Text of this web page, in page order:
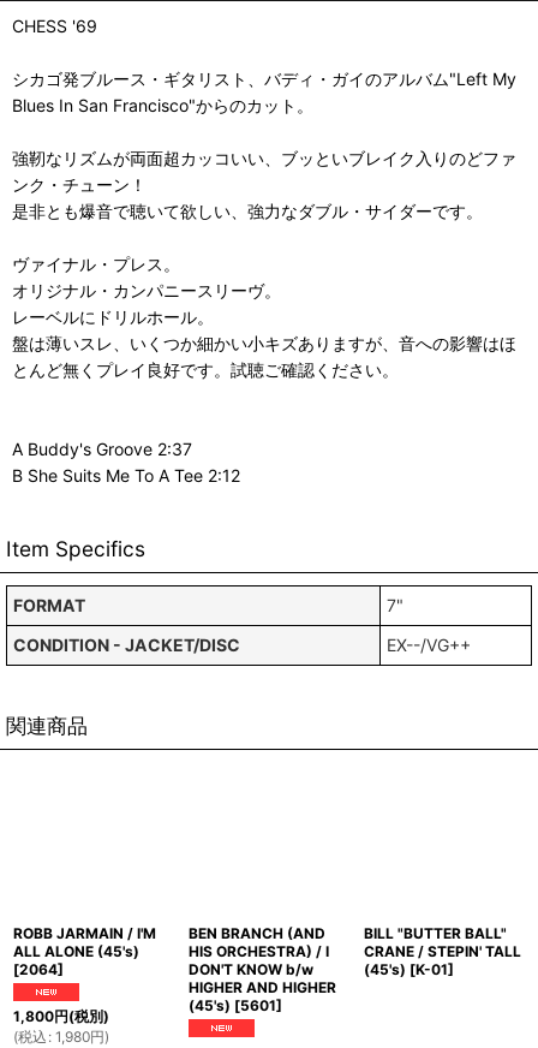
CHESS '69
シカゴ発ブルース・ギタリスト、バディ・ガイのアルバム"Left My
Blues In San Francisco"からのカット。
強靭なリズムが両面超カッコいい、ブッといブレイク入りのどファ
ンク・チューン！
是非とも爆音で聴いて欲しい、強力なダブル・サイダーです。
ヴァイナル・プレス。
オリジナル・カンパニースリーヴ。
レーベルにドリルホール。
盤は薄いスレ、いくつか細かい小キズありますが、音への影響はほ
とんど無くプレイ良好です。試聴ご確認ください。
A Buddy's Groove 2:37
B She Suits Me To A Tee 2:12
Item Specifics
FORMAT
7"
CONDITION - JACKET/DISC
EX--/VG++
関連商品
ROBB JARMAIN / I'M
ALL ALONE (45's)
[2064]
1,800円(税別)
(税込 : 1,980円)
BEN BRANCH (AND
HIS ORCHESTRA) / I
DON'T KNOW b/w
HIGHER AND HIGHER
(45's) [5601]
BILL "BUTTER BALL"
CRANE / STEPIN' TALL
(45's) [K-01]